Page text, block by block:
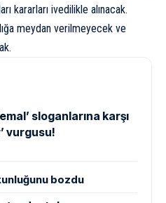
kararları ivedilikle alınacak.
meydan verilmeyecek ve
sloganlarına karşı
vurgusu!
bozdu